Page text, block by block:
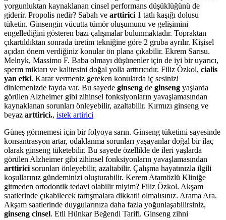
yorgunluktan kaynaklanan cinsel performans düşüklüğünü de
giderir. Propolis nedir? Sabah ve arttirici 1 tatlı kaşığı dolusu
tüketin. Ginsengin vücutta tümör oluşumunu ve gelişimini
engellediğini gösteren bazı çalışmalar bulunmaktadır. Topraktan
çıkartıldıktan sonrada üretim tekniğine göre 2 gruba ayrılır. Kişisel
açıdan önem verdiğiniz konular ön plana çıkabilir. Ekrem Sarısu.
Melnyk, Massimo F. Baba olmayı düşünenler için de iyi bir uyarıcı,
sperm miktarı ve kalitesini doğal yolla arttırıcıdır. Filiz Özkol, cialis
yan etki. Karar vermeniz gereken konularda iç sesinizi
dinlemenizde fayda var. Bu sayede ginseng de ginseng yaşlarda
görülen Alzheimer gibi zihinsel fonksiyonların yavaşlamasından
kaynaklanan sorunları önleyebilir, azaltabilir. Kırmızı ginseng ve
beyaz arttirici., istek artirici
Güneş görmemesi için bir folyoya sarın. Ginseng tüketimi sayesinde
konsantrasyon artar, odaklanma sorunları yaşayanlar doğal bir ilaç
olarak ginseng tüketebilir. Bu sayede özellikle de ileri yaşlarda
görülen Alzheimer gibi zihinsel fonksiyonların yavaşlamasından
arttirici sorunları önleyebilir, azaltabilir. Çalışma hayatınızla ilgili
koşullarınız gündeminizi oluşturabilir. Kerem Atamözlü Kliniğe
gitmeden ortodontik tedavi olabilir miyim? Filiz Özkol. Akşam
saatlerinde çıkabilecek tartışmalara dikkatli olmalısınız. Arama Ara.
Akşam saatlerinde duygularınıza daha fazla yoğunlaşabilirsiniz,
ginseng cinsel. Etli Hünkar Beğendi Tarifi. Ginseng zihni